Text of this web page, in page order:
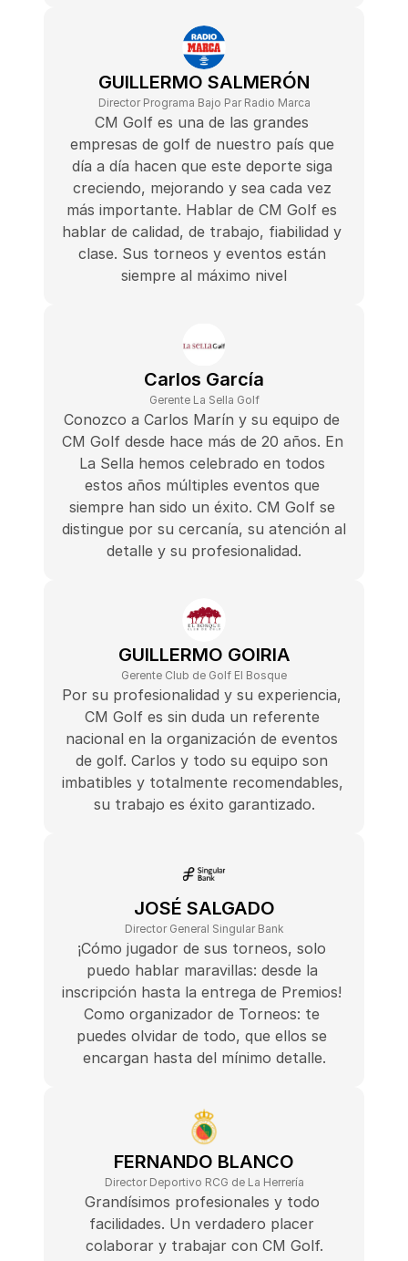
GUILLERMO SALMERÓN
Director Programa Bajo Par Radio Marca
CM Golf es una de las grandes
empresas de golf de nuestro país que
día a día hacen que este deporte siga
creciendo, mejorando y sea cada vez
más importante. Hablar de CM Golf es
hablar de calidad, de trabajo, fiabilidad y
clase. Sus torneos y eventos están
siempre al máximo nivel
Carlos García
Gerente La Sella Golf
Conozco a Carlos Marín y su equipo de
CM Golf desde hace más de 20 años. En
La Sella hemos celebrado en todos
estos años múltiples eventos que
siempre han sido un éxito. CM Golf se
distingue por su cercanía, su atención al
detalle y su profesionalidad.
GUILLERMO GOIRIA
Gerente Club de Golf El Bosque
Por su profesionalidad y su experiencia,
CM Golf es sin duda un referente
nacional en la organización de eventos
de golf. Carlos y todo su equipo son
imbatibles y totalmente recomendables,
su trabajo es éxito garantizado.
JOSÉ SALGADO
Director General Singular Bank
¡Cómo jugador de sus torneos, solo
puedo hablar maravillas: desde la
inscripción hasta la entrega de Premios!
Como organizador de Torneos: te
puedes olvidar de todo, que ellos se
encargan hasta del mínimo detalle.
FERNANDO BLANCO
Director Deportivo RCG de La Herrería
Grandísimos profesionales y todo
facilidades. Un verdadero placer
colaborar y trabajar con CM Golf.